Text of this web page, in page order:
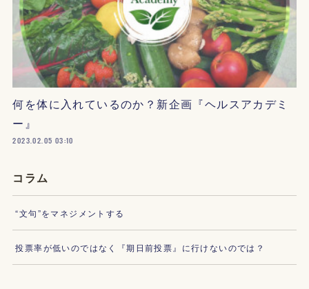
何を体に入れているのか？新企画『ヘルスアカデミ
ー』
2023.02.05 03:10
コラム
“文句”をマネジメントする
投票率が低いのではなく『期日前投票』に行けないのでは？